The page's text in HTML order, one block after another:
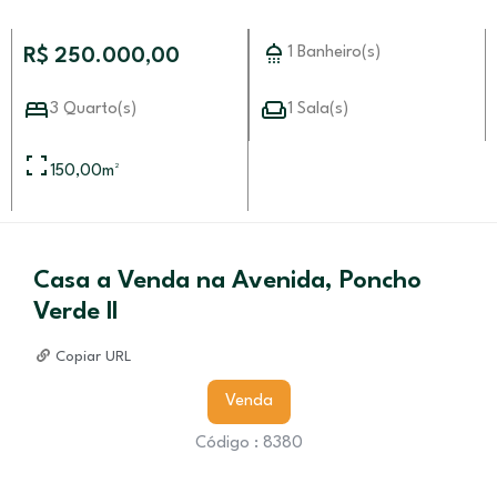
R$ 250.000,00 1 Banheiro(s)
3 Quarto(s) 1 Sala(s)
150,00m²
Casa a Venda na Avenida, Poncho
Verde ll
Copiar URL
Venda
Código : 8380